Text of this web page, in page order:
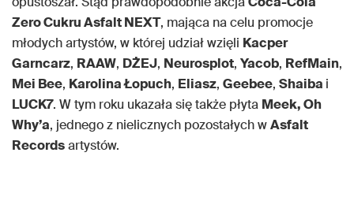
Zero Cukru Asfalt NEXT, mająca na celu promocje
młodych artystów, w której udział wzięli Kacper
Garncarz, RAAW, DŻEJ, Neurosplot, Yacob, RefMain,
Mei Bee, Karolina Łopuch, Eliasz, Geebee, Shaiba i
LUCK7. W tym roku ukazała się także płyta Meek, Oh
Why’a, jednego z nielicznych pozostałych wAsfalt
Recordsartystów.